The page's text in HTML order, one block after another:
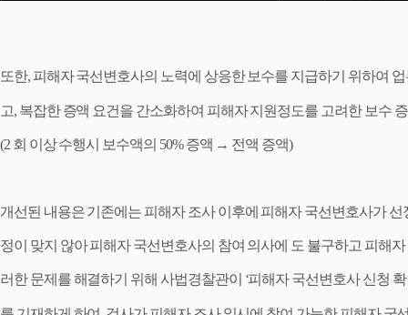
또한, 피해자 국선변호사의 노력에 상응한 보수를 지급하기 위하여
고, 복잡한 증액 요건을 간소화하여 피해자 지원정도를 고려한 보수
(2 회 이상 수행시 보수액의 50%증액 → 전액 증액)
개선된 내용은 기존에는 피해자 조사 이후에 피해자 국선변호사가 선
정이 맞지 않아 피해자 국선변호사의 참여 의사에 도 불구하고 피해
러한 문제를 해결하기 위해 사법경찰관이 ‘피해자 국선변호사 신청